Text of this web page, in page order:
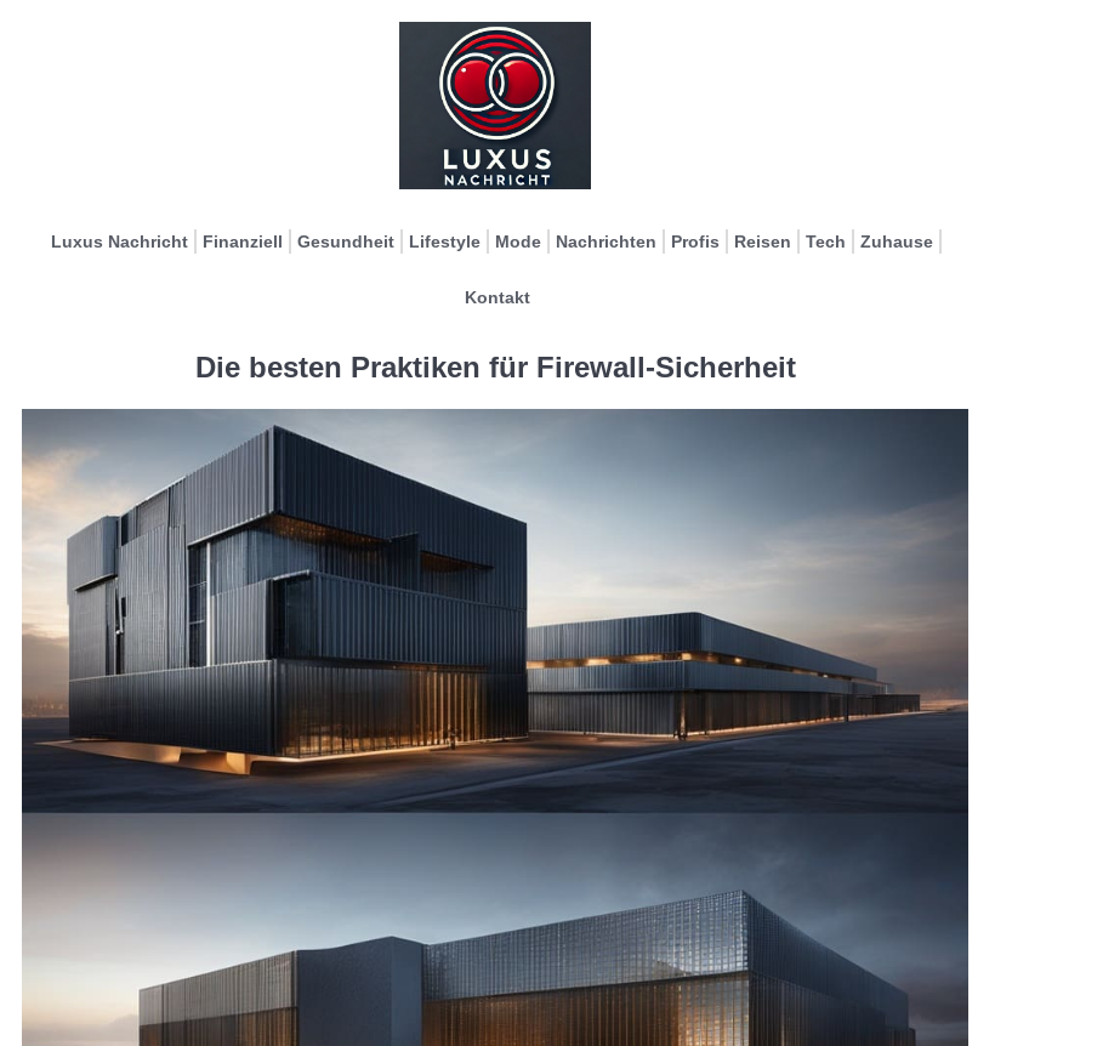
Luxus Nachricht Finanziell Gesundheit Lifestyle Mode Nachrichten Profis Reisen Tech Zuhause
Kontakt
Die besten Praktiken für Firewall-Sicherheit